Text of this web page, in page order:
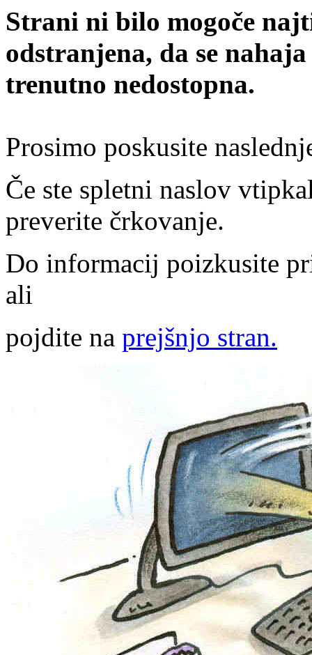
Strani ni bilo mogoče
odstranjena, da se
trenutno nedostopna.
Prosimo poskusite
Če ste spletni naslov
preverite črkovanje.
Do informacij poizkusite
ali
pojdite na prejšnjo stran.